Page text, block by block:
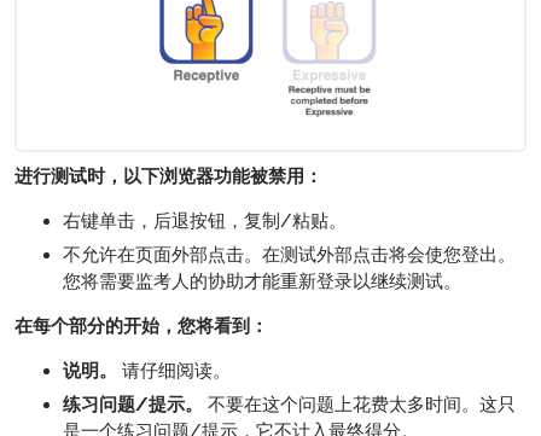
进行测试时，以下浏览器功能被禁用：
右键单击，后退按钮，复制/粘贴。
不允许在页面外部点击。在测试外部点击将会使您登出。
您将需要监考人的协助才能重新登录以继续测试。
在每个部分的开始，您将看到：
说明。
请仔细阅读。
练习问题/提示。
不要在这个问题上花费太多时间。这只
是一个练习问题/提示，它不计入最终得分。